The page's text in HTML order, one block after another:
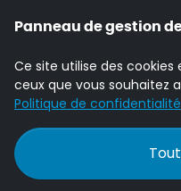
Panneau de gestion
Ce site utilise des
ceux que vous souhaitez
Politique de confidentialité